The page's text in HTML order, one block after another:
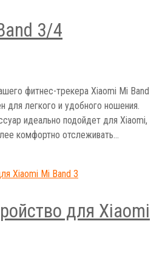
3/4
фитнес-трекера Xiaomi Mi Band
для легкого и удобного ношения.
идеально подойдет для Xiaomi,
комфортно отслеживать…
для Xiaomi